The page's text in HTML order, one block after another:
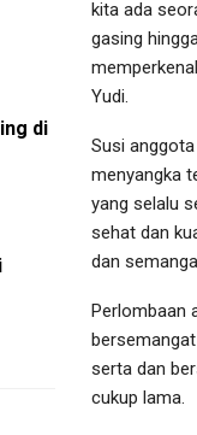
di
kita ada
gasing
Yudi.
Susi
menyangka
yang selalu
sehat dan
dan
Perlombaan
serta dan
cukup lama.